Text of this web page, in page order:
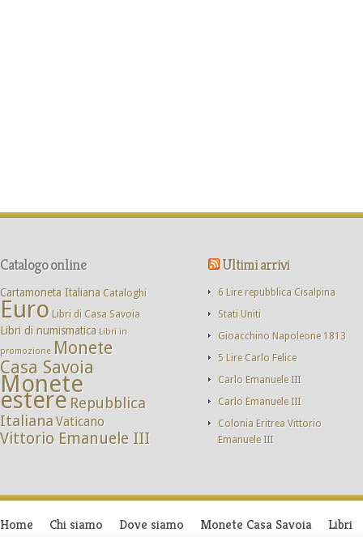
Catalogo online
Cartamoneta Italiana Cataloghi
Euro Libri di Casa Savoia
Libri di numismatica Libri in
promozione Monete
Casa Savoia
Monete
estere Repubblica
ItalianaVaticano
Vittorio Emanuele III
Ultimi arrivi
6 Lire repubblica Cisalpina
Stati Uniti
Gioacchino Napoleone 1813
5 Lire Carlo Felice
Carlo Emanuele III
Carlo Emanuele III
Colonia Eritrea Vittorio
Emanuele III
Home Chi siamo Dove siamo Monete Casa Savoia Libri